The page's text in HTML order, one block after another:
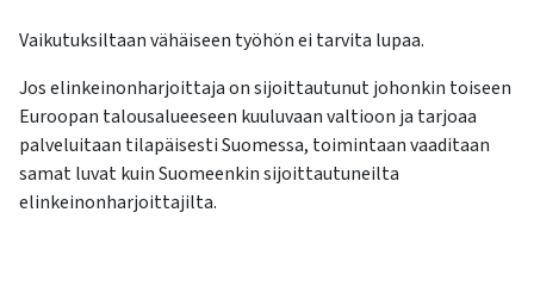
Vaikutuksiltaan vähäiseen työhön ei tarvita lupaa.
Jos elinkeinonharjoittaja on sijoittautunut johonkin toiseen
Euroopan talousalueeseen kuuluvaan valtioon ja tarjoaa
palveluitaan tilapäisesti Suomessa, toimintaan vaaditaan
samat luvat kuin Suomeenkin sijoittautuneilta
elinkeinonharjoittajilta.